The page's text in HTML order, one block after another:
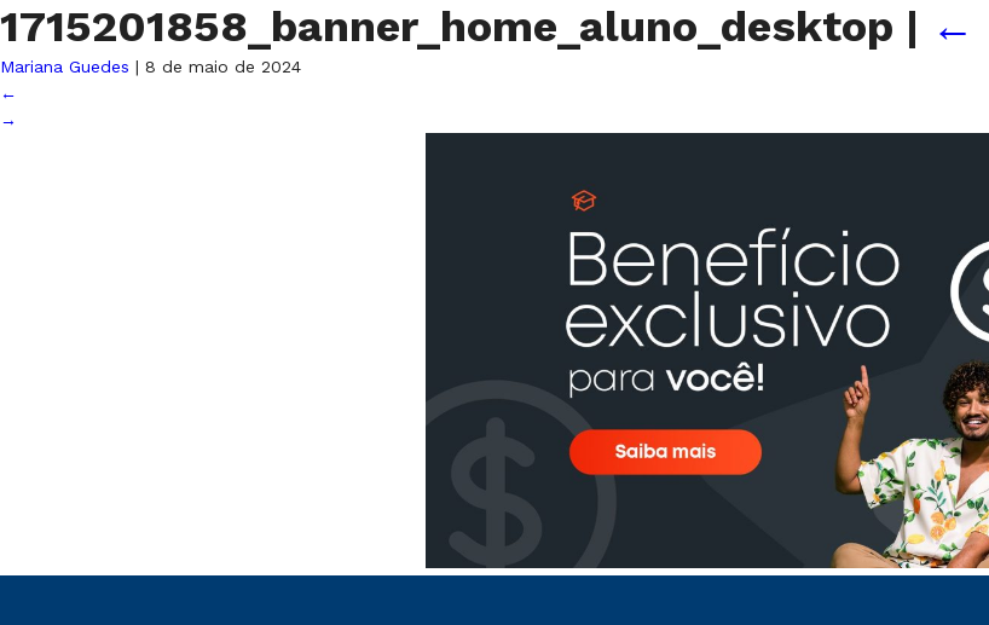
1715201858_banner_home_aluno_desktop | ←
Mariana Guedes | 8 de maio de 2024
←
→